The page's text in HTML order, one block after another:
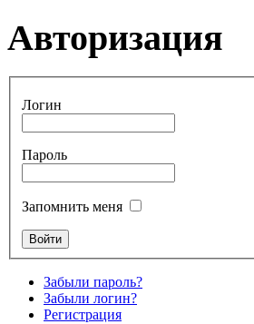
Авторизация
Логин
Пароль
Запомнить меня
Забыли пароль?
Забыли логин?
Регистрация